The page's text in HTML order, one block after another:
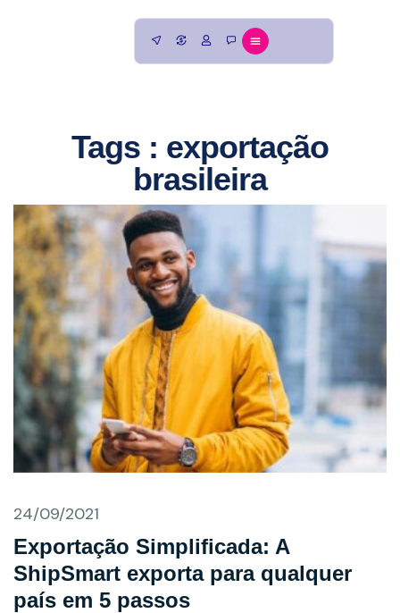
Tags : exportação
brasileira
24/09/2021
Exportação Simplificada: A
ShipSmart exporta para qualquer
país em 5 passos